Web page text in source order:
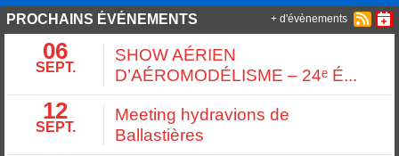
PROCHAINS ÉVÉNEMENTS
06
SEPT.
SHOW AÉRIEN
D’AÉROMODÉLISME – 24ᵉ É...
12
SEPT.
Meeting hydravions de
Ballastières
+ d'évènements